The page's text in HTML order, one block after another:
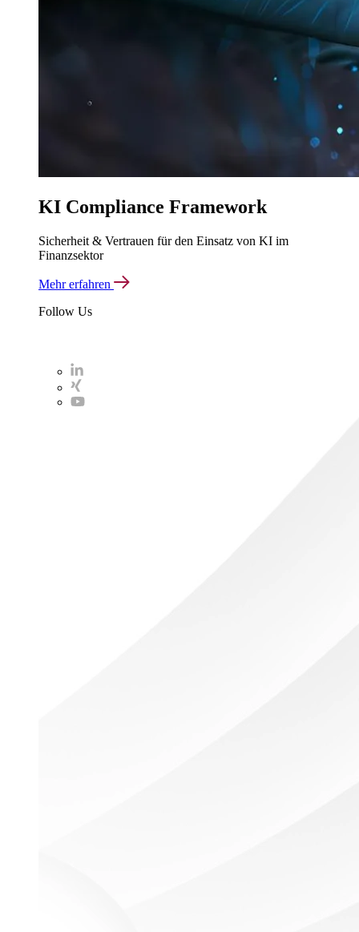
KI Compliance Framework
Sicherheit & Vertrauen für den Einsatz von KI im
Finanzsektor
Mehr erfahren
Follow Us